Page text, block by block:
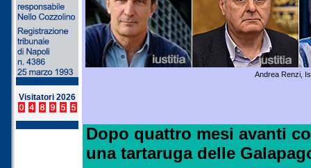
Visitatori 2026
Andrea Renzi,
Dopo quattro mesi avanti
una tartaruga delle